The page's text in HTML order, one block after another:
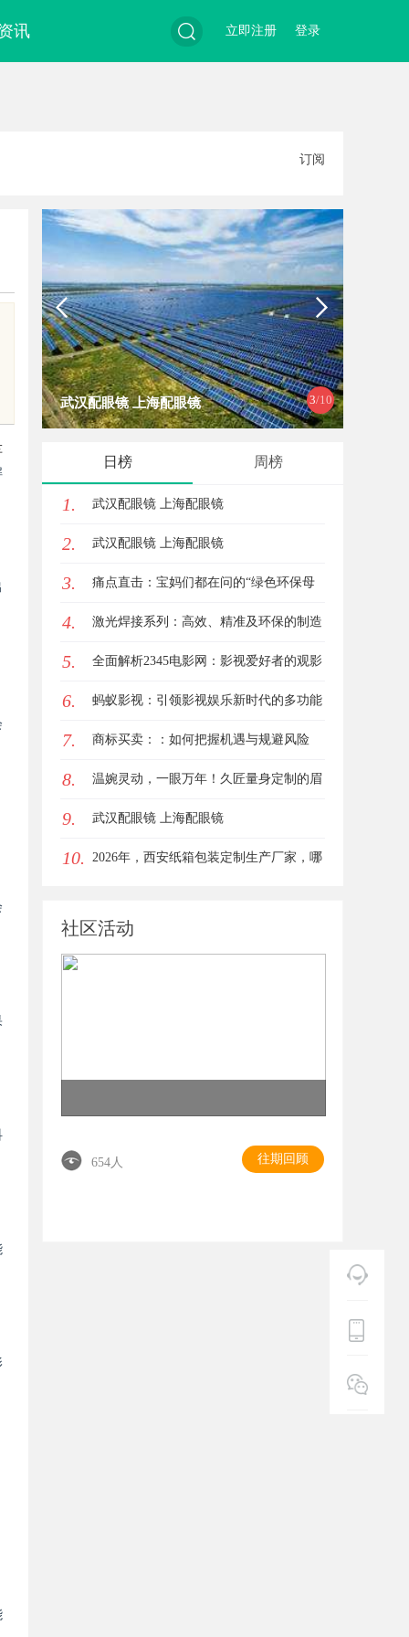
讯
索
登录
立即注册
订阅
3/10
武汉配眼镜 上海配眼镜
日榜 周榜
1. 武汉配眼镜 上海配眼镜
2. 武汉配眼镜 上海配眼镜
3. 痛点直击：宝妈们都在问的“绿色环保母
婴纸巾”到底怎么选？
4. 激光焊接系列：高效、精准及环保的制造
解决方案
5. 全面解析2345电影网：影视爱好者的观影
首选平台详解
6. 蚂蚁影视：引领影视娱乐新时代的多功能
平台解析
7. 商标买卖：：如何把握机遇与规避风险
8. 温婉灵动，一眼万年！久匠量身定制的眉
眼唇，才是你整张脸的点睛之笔！淡颜系
女生的气质加分项
9. 武汉配眼镜 上海配眼镜
10. 2026年，西安纸箱包装定制生产厂家，哪
社区活动
654人 往期回顾